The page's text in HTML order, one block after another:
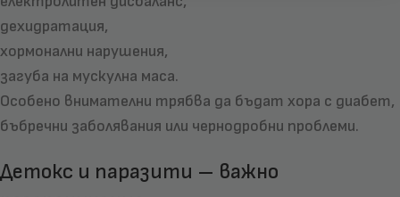
дехидратация,
хормонални нарушения,
загуба на мускулна маса.
Особено внимателни трябва да бъдат хора с диабет,
бъбречни заболявания или чернодробни проблеми.
Детокс и паразити – важно